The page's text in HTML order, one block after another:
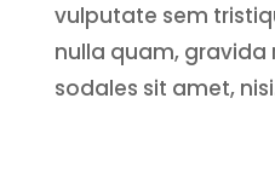
vulputate sem
nulla quam,
sodales sit amet,